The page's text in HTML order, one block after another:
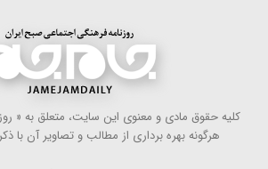
كلیه حقوق مادی و معنوی این سایت، متعلق به «
هرگونه بهره ‌برداری از مطالب و تصاویر آن با